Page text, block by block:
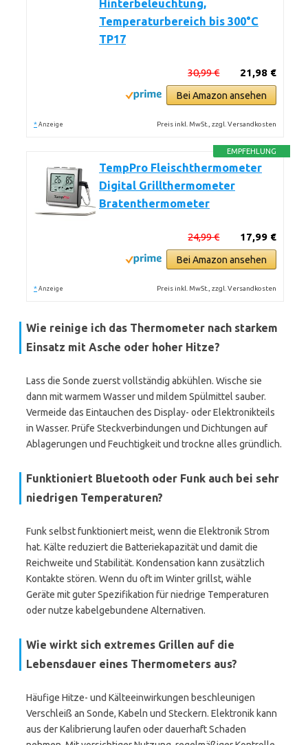
Hinterbeleuchtung,
Temperaturbereich bis 300°C
TP17
21,98 €
30,99 €
Bei Amazon ansehen
* Anzeige Preis inkl. MwSt., zzgl. Versandkosten
EMPFEHLUNG
TempPro Fleischthermometer
Digital Grillthermometer
Bratenthermometer
17,99 €
24,99 €
Bei Amazon ansehen
* Anzeige Preis inkl. MwSt., zzgl. Versandkosten
Wie reinige ich das Thermometer nach starkem
Einsatz mit Asche oder hoher Hitze?
Lass die Sonde zuerst vollständig abkühlen. Wische sie
dann mit warmem Wasser und mildem Spülmittel sauber.
Vermeide das Eintauchen des Display- oder Elektronikteils
in Wasser. Prüfe Steckverbindungen und Dichtungen auf
Ablagerungen und Feuchtigkeit und trockne alles gründlich.
Funktioniert Bluetooth oder Funk auch bei sehr
niedrigen Temperaturen?
Funk selbst funktioniert meist, wenn die Elektronik Strom
hat. Kälte reduziert die Batteriekapazität und damit die
Reichweite und Stabilität. Kondensation kann zusätzlich
Kontakte stören. Wenn du oft im Winter grillst, wähle
Geräte mit guter Spezifikation für niedrige Temperaturen
oder nutze kabelgebundene Alternativen.
Wie wirkt sich extremes Grillen auf die
Lebensdauer eines Thermometers aus?
Häufige Hitze- und Kälteeinwirkungen beschleunigen
Verschleiß an Sonde, Kabeln und Steckern. Elektronik kann
aus der Kalibrierung laufen oder dauerhaft Schaden